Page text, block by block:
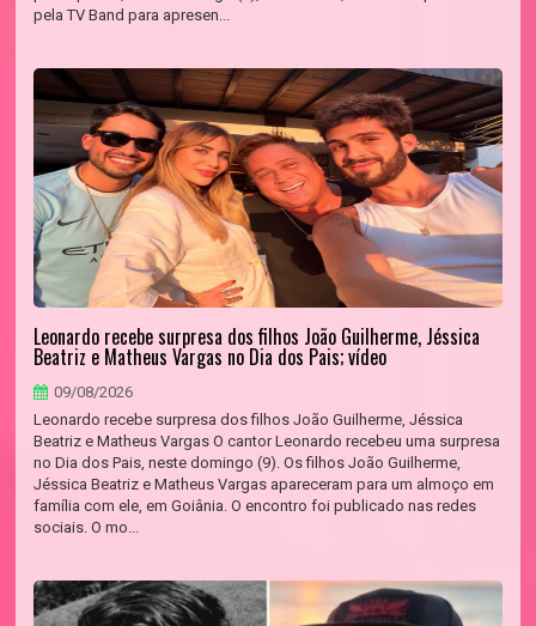
pela TV Band para apresen...
Leonardo recebe surpresa dos filhos João Guilherme, Jéssica
Beatriz e Matheus Vargas no Dia dos Pais; vídeo
09/08/2026
Leonardo recebe surpresa dos filhos João Guilherme, Jéssica
Beatriz e Matheus Vargas O cantor Leonardo recebeu uma surpresa
no Dia dos Pais, neste domingo (9). Os filhos João Guilherme,
Jéssica Beatriz e Matheus Vargas apareceram para um almoço em
família com ele, em Goiânia. O encontro foi publicado nas redes
sociais. O mo...